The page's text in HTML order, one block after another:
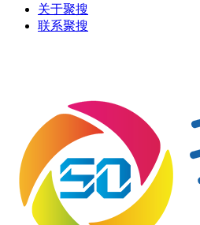
关于聚搜
联系聚搜